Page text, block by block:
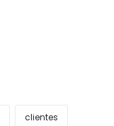
clientes